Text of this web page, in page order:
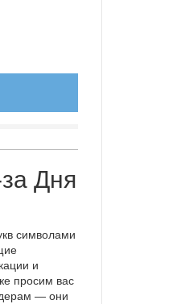
Дня
символами
и
просим вас
— они